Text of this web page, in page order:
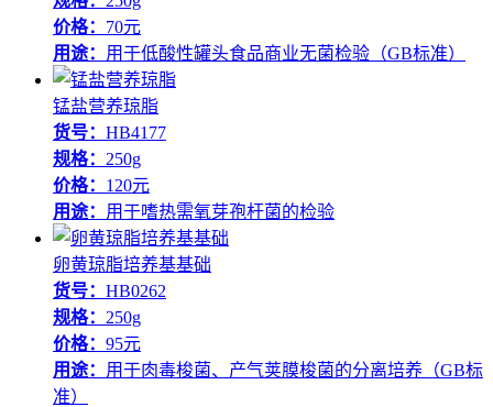
价格： 70元
用途： 用于低酸性罐头食品商业无菌检验（GB标准）
锰盐营养琼脂
货号： HB4177
规格： 250g
价格： 120元
用途： 用于嗜热需氧芽孢杆菌的检验
卵黄琼脂培养基基础
货号： HB0262
规格： 250g
价格： 95元
用途： 用于肉毒梭菌、产气荚膜梭菌的分离培养（GB标
准）